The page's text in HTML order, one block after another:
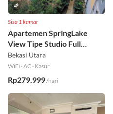
Sisa 1 kamar
Apartemen SpringLake
View Tipe Studio Full
Furnished Lt 2
Bekasi Utara
WiFi ·AC · Kasur
Rp279.999/hari